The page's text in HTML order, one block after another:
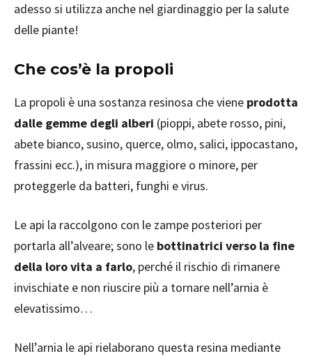
adesso si utilizza anche nel giardinaggio per la salute
delle piante!
Che cos’è la propoli
La propoli è una sostanza resinosa che viene prodotta
dalle gemme degli alberi (pioppi, abete rosso, pini,
abete bianco, susino, querce, olmo, salici, ippocastano,
frassini ecc.), in misura maggiore o minore, per
proteggerle da batteri, funghi e virus.
Le api la raccolgono con le zampe posteriori per
portarla all’alveare; sono le bottinatrici verso la fine
della loro vita a farlo, perché il rischio di rimanere
invischiate e non riuscire più a tornare nell’arnia è
elevatissimo…
Nell’arnia le api rielaborano questa resina mediante